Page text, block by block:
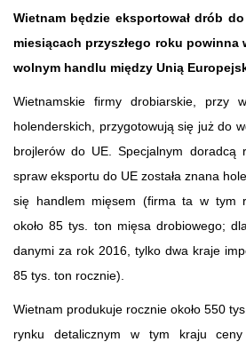
Wietnam będzie eksportował drób
miesiącach przyszłego roku powinna
wolnym handlu między Unią
Wietnamskie firmy drobiarskie, przy
holenderskich, przygotowują się już do
brojlerów do UE. Specjalnym doradcą
spraw eksportu do UE została znana
się handlem mięsem (firma ta w tym
około 85 tys. ton mięsa drobiowego;
danymi za rok 2016, tylko dwa kraje
85 tys. ton rocznie).
Wietnam produkuje rocznie około 550
rynku detalicznym w tym kraju